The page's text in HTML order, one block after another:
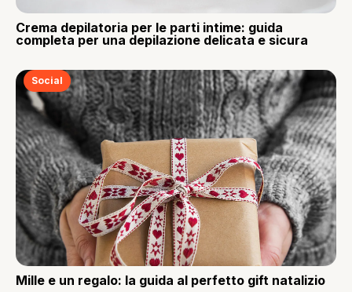
Crema depilatoria per le parti intime: guida
completa per una depilazione delicata e sicura
Social
Mille e un regalo: la guida al perfetto gift natalizio